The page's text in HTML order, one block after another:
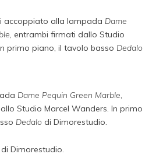
accoppiato alla lampada Dame
, entrambi firmati dallo Studio
primo piano, il tavolo basso Dedalo
Dame Pequin Green Marble,
Studio Marcel Wanders. In primo
Dedalo di Dimorestudio.
di Dimorestudio.